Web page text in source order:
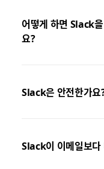
어떻게 하면 Slack
요?
Slack은 안전한가요
Slack이 이메일보다